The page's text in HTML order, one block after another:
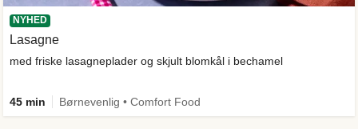
NYHED
Lasagne
med friske lasagneplader og skjult blomkål i bechamel
45 min Børnevenlig • Comfort Food